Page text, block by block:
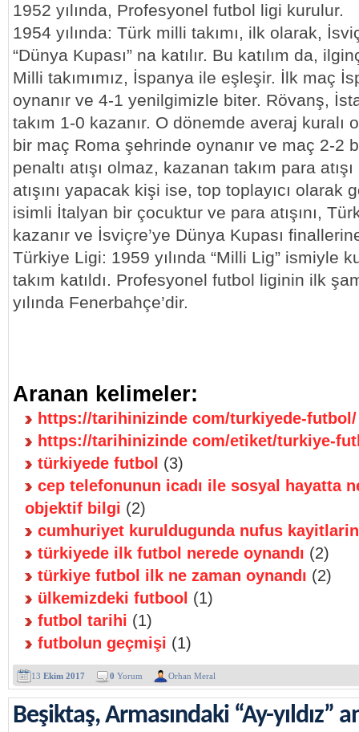
1952 yılında, Profesyonel futbol ligi kurulur.
1954 yılında: Türk milli takımı, ilk olarak,
“Dünya Kupası” na katılır. Bu katılım da,
Milli takımımız, İspanya ile eşleşir. İlk maç
oynanır ve 4-1 yenilgimizle biter. Rövanş,
takım 1-0 kazanır. O dönemde averaj kuralı
bir maç Roma şehrinde oynanır ve maç 2-2
penaltı atışı olmaz, kazanan takım para
atışını yapacak kişi ise, top toplayıcı olarak
isimli İtalyan bir çocuktur ve para atışını,
kazanır ve İsviçre’ye Dünya Kupası
Türkiye Ligi: 1959 yılında “Milli Lig” ismiyle
takım katıldı. Profesyonel futbol liginin ilk
yılında Fenerbahçe’dir.
Aranan kelimeler:
https://tarihinizinde com/turkiyede-futbol/
https://tarihinizinde com/etiket/turkiye-
türkiyede futbol (3)
cep telefonunun icadı ile sosyal hayatta
objektif bilgi (2)
cumhuriyet kuruldugunda nufus
türkiyede ilk futbol nerede oynandı (2)
türkiye futbol ilk ne zaman oynandı (2)
ülkemizdeki futbool (1)
futbol tarihi (1)
futbolun geçmişi (1)
13 Ekim 2017 0 Yorum Orhan Meral
Beşiktaş, Armasındaki “Ay-yıldız”